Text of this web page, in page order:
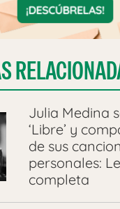
Julia Medina
‘Libre’ y
de sus
personales:
completa